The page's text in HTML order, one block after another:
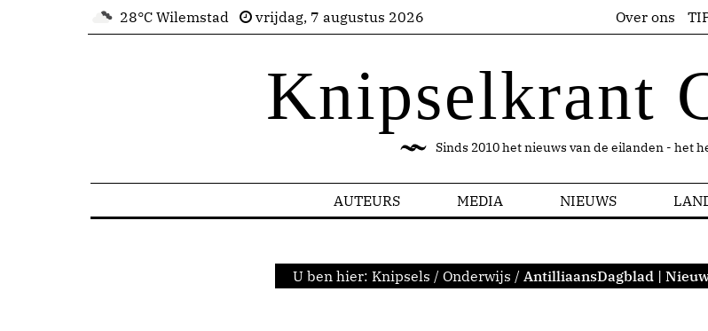
28°C Wilemstad vrijdag, 7 augustus 2026 Over ons
Knipselkrant
Sinds 2010 het nieuws van de eilanden - het
AUTEURS MEDIA NIEUWS
U ben hier: Knipsels / Onderwijs / AntilliaansDagblad |